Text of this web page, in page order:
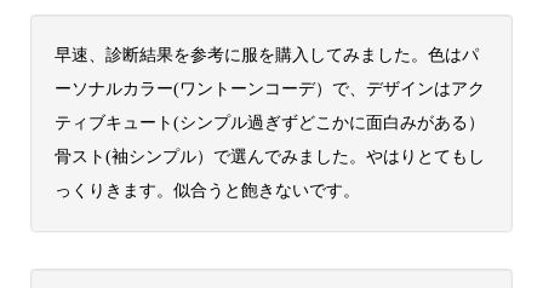
早速、診断結果を参考に服を購入してみました。色はパ
ーソナルカラー(ワントーンコーデ）で、デザインはアク
ティブキュート(シンプル過ぎずどこかに面白みがある）
骨スト(袖シンプル）で選んでみました。やはりとてもし
っくりきます。似合うと飽きないです。